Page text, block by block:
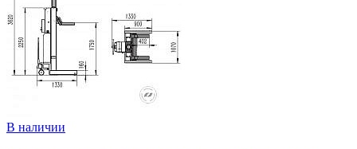
В наличии